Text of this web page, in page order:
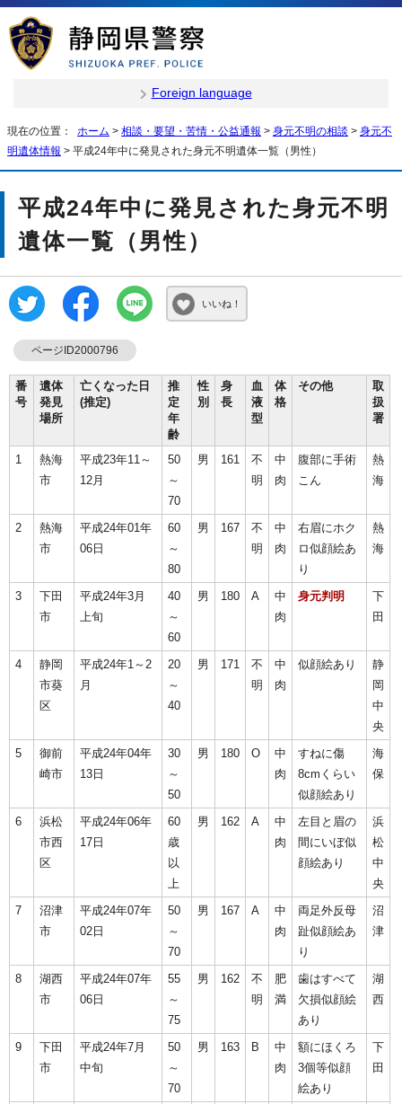
Foreign language
現在の位置： ホーム > 相談・要望・苦情・公益通報 > 身元不明の相談 > 身元不
明遺体情報 > 平成24年中に発見された身元不明遺体一覧（男性）
平成24年中に発見された身元不明
遺体一覧（男性）
いいね！
ページID2000796
番
号
遺体
発見
場所
亡くなった日
(推定)
推
定
年
齢
性
別
身
長
血
液
型
体
格
その他
取
扱
署
1
熱海
市
平成23年11～
12月
50
～
70
男 161
不
明
中
肉
腹部に手術
こん
熱
海
2
熱海
市
平成24年01年
06日
60
～
80
男 167
不
明
中
肉
右眉にホク
ロ似顔絵あ
り
熱
海
3
下田
市
平成24年3月
上旬
40
～
60
男 180 A
中
肉
身元判明
下
田
4
静岡
市葵
区
平成24年1～2
月
20
～
40
男 171
不
明
中
肉
似顔絵あり
静
岡
中
央
5
御前
崎市
平成24年04年
13日
30
～
50
男 180 O
中
肉
すねに傷
8cmくらい
似顔絵あり
海
保
6
浜松
市西
区
平成24年06年
17日
60
歳
以
上
男 162 A
中
肉
左目と眉の
間にいぼ似
顔絵あり
浜
松
中
央
7
沼津
市
平成24年07年
02日
50
～
70
男 167 A
中
肉
両足外反母
趾似顔絵あ
り
沼
津
8
湖西
市
平成24年07年
06日
55
～
75
男 162
不
明
肥
満
歯はすべて
欠損似顔絵
あり
湖
西
9
下田
市
平成24年7月
中旬
50
～
70
男 163 B
中
肉
額にほくろ
3個等似顔
絵あり
下
田